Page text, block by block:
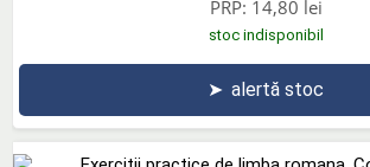
PRP: 14,80 lei
stoc indisponibil
➤ alertă stoc